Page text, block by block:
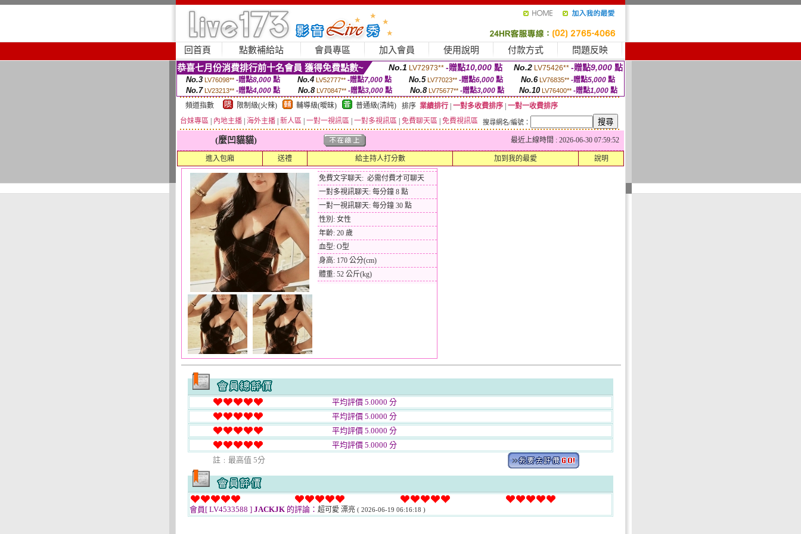
回首頁 點數補給站 會員專區 加入會員 使用說明 付款方式 問題反映
恭喜七月份消費排行前十名會員 獲得免費點數~ No.1 LV72973** -贈點10,000 點 No.2 LV75426** -贈點9,000 點
No.3 LV76098** -贈點8,000點 No.4 LV52777** -贈點7,000點 No.5 LV77023** -贈點6,000點 No.6 LV76835** -贈點5,000點
No.7 LV23213** -贈點4,000 點 No.8 LV70847** -贈點3,000 點 No.8 LV75677** -贈點3,000點 No.10 LV76400** -贈點1,000 點
頻道指數
限制級(火辣) 輔導級(曖昧) 普通級(清純) 排序 業績排行 一對多收費排序 一對一收費排序
台妹專區
內地主播 海外主播 新人區 一對一視訊區 一對多視訊區 免費聊天區 免費視訊區 搜尋網名/編號：
(麼凹貓貓) 最近上線時間 : 2026-06-30 07:59:52
進入包廂 送禮 給主持人打分數 加到我的最愛 說明
免費文字聊天: 必需付費才可聊天
一對多視訊聊天: 每分鐘 8 點
一對一視訊聊天: 每分鐘 30 點
性別: 女性
年齡: 20 歲
血型: O型
身高: 170 公分(cm)
體重: 52 公斤(kg)
平均評價 5.0000 分
平均評價 5.0000 分
平均評價 5.0000 分
平均評價 5.0000 分
註﹕最高值 5分
會員[ LV4533588 ] JACKJK 的評論： 超可愛 漂亮 ( 2026-06-19 06:16:18 )